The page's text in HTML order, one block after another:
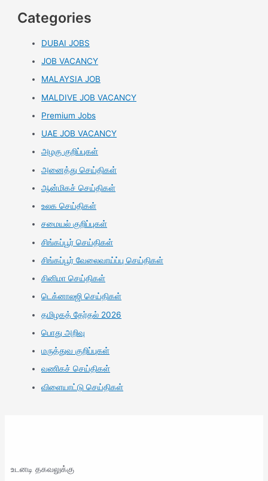
Categories
DUBAI JOBS
JOB VACANCY
MALAYSIA JOB
MALDIVE JOB VACANCY
Premium Jobs
UAE JOB VACANCY
அழகு குறிப்புகள்
அனைத்து செய்திகள்
ஆன்மிகச் செய்திகள்
உலக செய்திகள்
சமையல் குறிப்புகள்
சிங்கப்பூர் செய்திகள்
சிங்கப்பூர் வேலைவாய்ப்பு செய்திகள்
சினிமா செய்திகள்
டெக்னாலஜி செய்திகள்
தமிழகத் தேர்தல் 2026
பொது அறிவு
மருத்துவ குறிப்புகள்
வணிகச் செய்திகள்
விளையாட்டு செய்திகள்
உடனடி தகவலுக்கு